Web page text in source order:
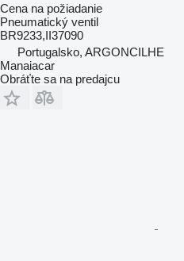
Cena na požiadanie
Pneumatický ventil
BR9233,II37090
Portugalsko, ARGONCILHE
Manaiacar
Obráťte sa na predajcu